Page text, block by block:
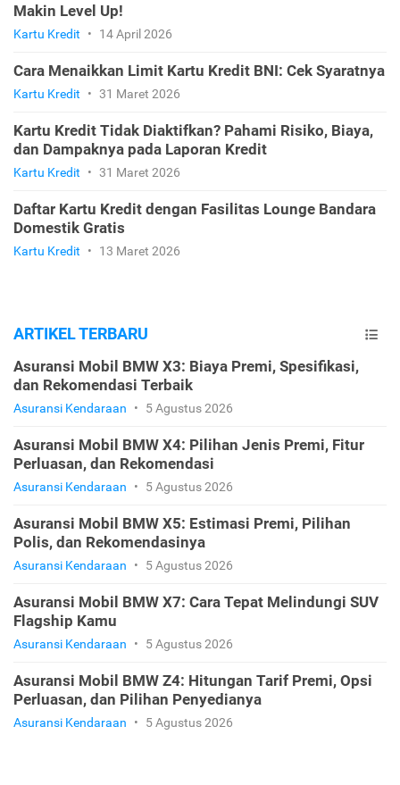
Makin Level Up!
Kartu Kredit • 14 April 2026
Cara Menaikkan Limit Kartu Kredit BNI: Cek Syaratnya
Kartu Kredit • 31 Maret 2026
Kartu Kredit Tidak Diaktifkan? Pahami Risiko, Biaya,
dan Dampaknya pada Laporan Kredit
Kartu Kredit • 31 Maret 2026
Daftar Kartu Kredit dengan Fasilitas Lounge Bandara
Domestik Gratis
Kartu Kredit • 13 Maret 2026
ARTIKEL TERBARU
Asuransi Mobil BMW X3: Biaya Premi, Spesifikasi,
dan Rekomendasi Terbaik
Asuransi Kendaraan • 5 Agustus 2026
Asuransi Mobil BMW X4: Pilihan Jenis Premi, Fitur
Perluasan, dan Rekomendasi
Asuransi Kendaraan • 5 Agustus 2026
Asuransi Mobil BMW X5: Estimasi Premi, Pilihan
Polis, dan Rekomendasinya
Asuransi Kendaraan • 5 Agustus 2026
Asuransi Mobil BMW X7: Cara Tepat Melindungi SUV
Flagship Kamu
Asuransi Kendaraan • 5 Agustus 2026
Asuransi Mobil BMW Z4: Hitungan Tarif Premi, Opsi
Perluasan, dan Pilihan Penyedianya
Asuransi Kendaraan • 5 Agustus 2026